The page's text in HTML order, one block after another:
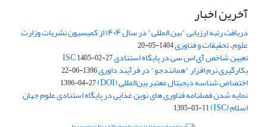
آخرین اخبار
دریافت رتبه ارزیابی "بین المللی" در سال ۱۴۰۴ از کمیسیون نشریات وزارت
علوم، تحقیقات و فناوری1404-05-20
تعیین شاخص آی اس سی در پایگاه استنادی ISC1405-02-27
بکارگیری نرم افزار "همانندجو" در فرآیند داوری1396-06-22
اختصاص شناسه دیجیتال معتبر بین‌المللی (DOI) 1396-04-27
نمایه شدن فصلنامه فناوری های نوین غذایی در پایگاه استنادی علوم جهان
اسلام (ISC) 1395-03-11